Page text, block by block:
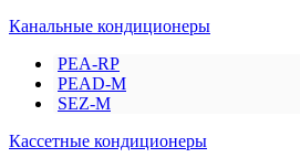
Канальные кондиционеры
PEA-RP
PEAD-M
SEZ-M
Кассетные кондиционеры